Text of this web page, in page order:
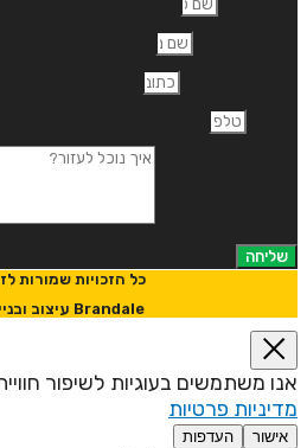
שליחה
כל הזכויות שמורות
Brandale עיצוב ובניית אתרים
משתמשים בעוגיות לשיפור
פרטיות
אישור העדפות